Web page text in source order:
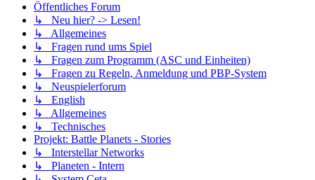
Öffentliches Forum
↳ Neu hier? -> Lesen!
↳ Allgemeines
↳ Fragen rund ums Spiel
↳ Fragen zum Programm (ASC und Einheiten)
↳ Fragen zu Regeln, Anmeldung und PBP-System
↳ Neuspielerforum
↳ English
↳ Allgemeines
↳ Technisches
Projekt: Battle Planets - Stories
↳ Interstellar Networks
↳ Planeten - Intern